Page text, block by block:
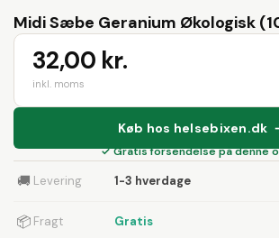
Midi Sæbe Geranium Økologisk
32,00 kr.
inkl. moms
Køb hos helsebixen.dk
✓ Gratis forsendelse på denne
🚚 Levering 1-3 hverdage
📦 Fragt Gratis